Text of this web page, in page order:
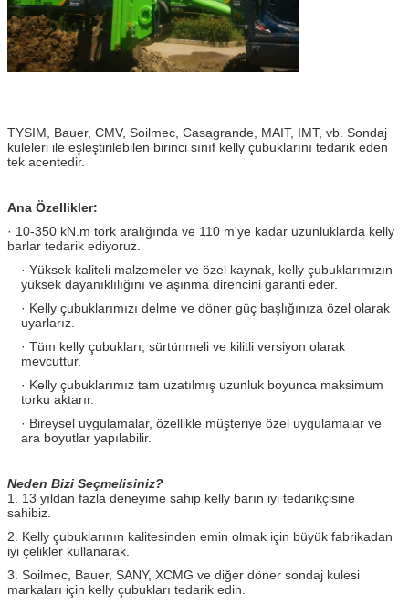
TYSIM, Bauer, CMV, Soilmec, Casagrande, MAIT, IMT, vb. Sondaj
kuleleri ile eşleştirilebilen birinci sınıf kelly çubuklarını tedarik eden
tek acentedir.
Ana Özellikler:
· 10-350 kN.m tork aralığında ve 110 m'ye kadar uzunluklarda kelly
barlar tedarik ediyoruz.
· Yüksek kaliteli malzemeler ve özel kaynak, kelly çubuklarımızın
yüksek dayanıklılığını ve aşınma direncini garanti eder.
· Kelly çubuklarımızı delme ve döner güç başlığınıza özel olarak
uyarlarız.
· Tüm kelly çubukları, sürtünmeli ve kilitli versiyon olarak
mevcuttur.
· Kelly çubuklarımız tam uzatılmış uzunluk boyunca maksimum
torku aktarır.
· Bireysel uygulamalar, özellikle müşteriye özel uygulamalar ve
ara boyutlar yapılabilir.
Neden Bizi Seçmelisiniz?
1. 13 yıldan fazla deneyime sahip kelly barın iyi tedarikçisine
sahibiz.
2. Kelly çubuklarının kalitesinden emin olmak için büyük fabrikadan
iyi çelikler kullanarak.
3. Soilmec, Bauer, SANY, XCMG ve diğer döner sondaj kulesi
markaları için kelly çubukları tedarik edin.